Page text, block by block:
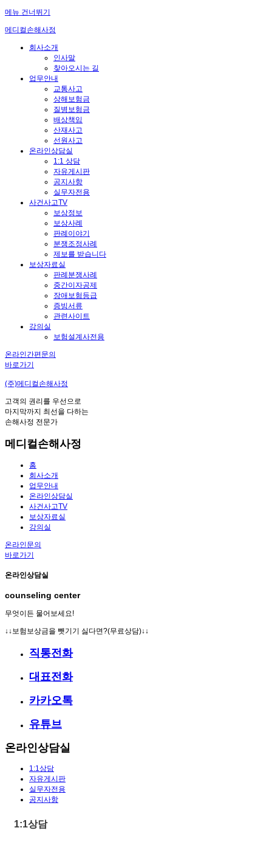
메뉴 건너뛰기
메디컬손해사정
회사소개
인사말
찾아오시는 길
업무안내
교통사고
상해보험금
질병보험금
배상책임
산재사고
선원사고
온라인상담실
1:1 상담
자유게시판
공지사항
실무자전용
사건사고TV
보상정보
보상사례
판례이야기
분쟁조정사례
제보를 받습니다
보상자료실
판례분쟁사례
중간이자공제
장애보험등급
증빙서류
관련사이트
강의실
보험설계사전용
온라인간편문의
바로가기
(주)메디컬손해사정
고객의 권리를 우선으로
마지막까지 최선을 다하는
손해사정 전문가
메디컬손해사정
홈
회사소개
업무안내
온라인상담실
사건사고TV
보상자료실
강의실
온라인문의
바로가기
온라인상담실
counseling center
무엇이든 물어보세요!
↓↓보험보상금을 뺏기기 싫다면?(무료상담)↓↓
직통전화
대표전화
카카오톡
유튜브
온라인상담실
1:1상담
자유게시판
실무자전용
공지사항
1:1상담